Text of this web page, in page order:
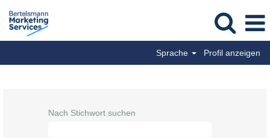
Sprache Profil anzeigen
Nach Stichwort suchen